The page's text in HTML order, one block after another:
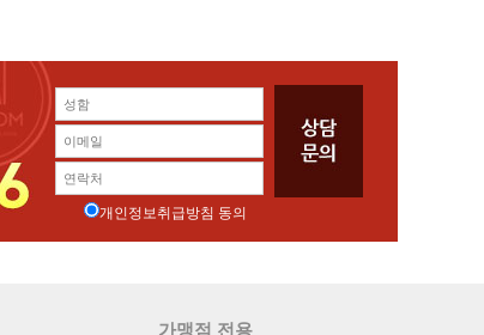
개인정보취급방침 동의
가맹점 전용